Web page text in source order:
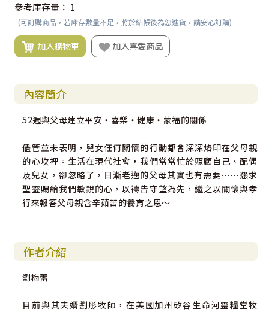
參考庫存量： 1
(可訂購商品，若庫存數量不足，將於結帳後為您進貨，請安心訂購)
加入購物車 加入喜愛商品
內容簡介
52週與父母建立平安‧喜樂‧健康‧蒙福的關係
儘管並未表明，兒女任何關懷的行動都會深深烙印在父母親
的心坎裡。生活在現代社會，我們常常忙於照顧自己、配偶
及兒女，卻忽略了，日漸老邁的父母其實也有需要……懇求
聖靈賜給我們敏銳的心，以禱告守望為先，繼之以關懷與孝
行來報答父母親含辛茹苦的養育之恩～
作者介紹
劉梅蕾
目前與其夫婿劉彤牧師，在美國加州矽谷生命河靈糧堂牧